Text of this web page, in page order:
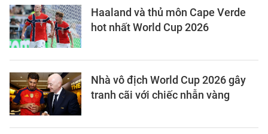
Haaland và thủ môn Cape Verde
hot nhất World Cup 2026
Nhà vô địch World Cup 2026 gây
tranh cãi với chiếc nhẫn vàng